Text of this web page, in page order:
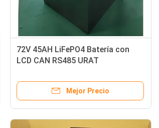
72V 45AH LiFePO4 Batería con
LCD CAN RS485 URAT
eléctrica
Mejor Precio